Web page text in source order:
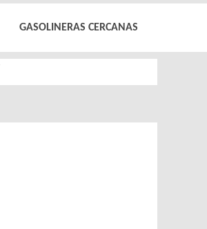
GASOLINERAS CERCANAS